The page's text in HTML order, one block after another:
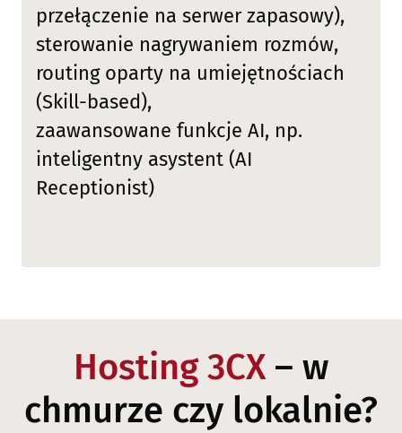
przełączenie na serwer zapasowy),
sterowanie nagrywaniem rozmów,
routing oparty na umiejętnościach
(Skill-based),
zaawansowane funkcje AI, np.
inteligentny asystent (AI
Receptionist)
Hosting 3CX– w
chmurze czy lokalnie?